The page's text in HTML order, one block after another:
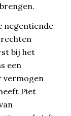
negentiende
bij het
een
vermogen
Piet